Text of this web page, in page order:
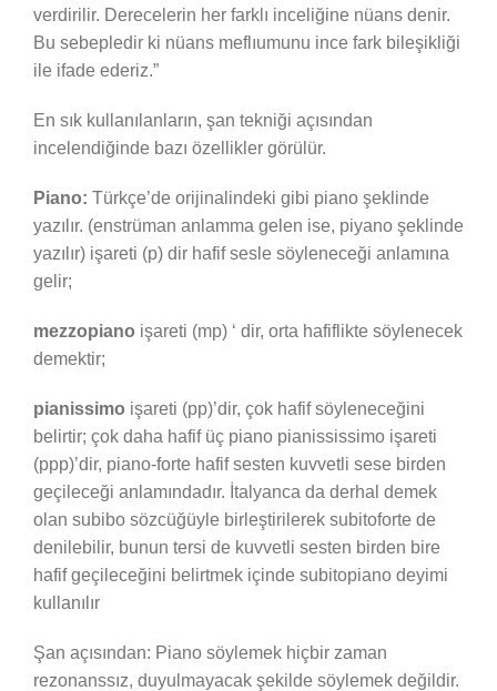
verdirilir. Derecelerin her farklı inceliğine nüans denir.
Bu sebepledir ki nüans meflıumunu ince fark bileşikliği
ile ifade ederiz.”
En sık kullanılanların, şan tekniği açısından
incelendiğinde bazı özellikler görülür.
Piano: Türkçe’de orijinalindeki gibi piano şeklinde
yazılır. (enstrüman anlamma gelen ise, piyano şeklinde
yazılır) işareti (p) dir hafif sesle söyleneceği anlamına
gelir;
mezzopiano işareti (mp) ‘ dir, orta hafiflikte söylenecek
demektir;
pianissimo işareti (pp)’dir, çok hafif söyleneceğini
belirtir; çok daha hafif üç piano pianississimo işareti
(ppp)’dir, piano-forte hafif sesten kuvvetli sese birden
geçileceği anlamındadır. İtalyanca da derhal demek
olan subibo sözcüğüyle birleştirilerek subitoforte de
denilebilir, bunun tersi de kuvvetli sesten birden bire
hafif geçileceğini belirtmek içinde subitopiano deyimi
kullanılır
Şan açısından: Piano söylemek hiçbir zaman
rezonanssız, duyulmayacak şekilde söylemek değildir.